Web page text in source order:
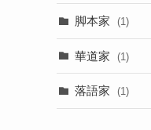
脚本家 (1)
華道家 (1)
落語家 (1)